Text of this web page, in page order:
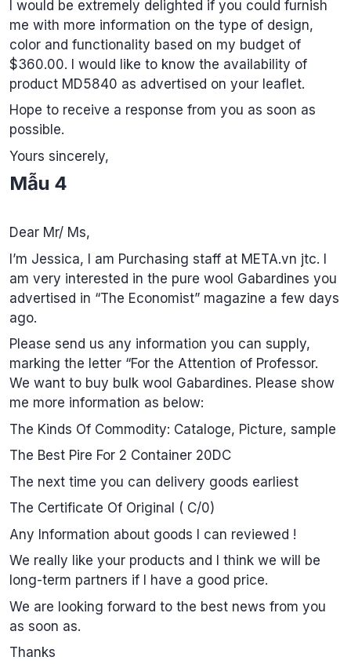
I would be extremely delighted if you could furnish
me with more information on the type of design,
color and functionality based on my budget of
$360.00. I would like to know the availability of
product MD5840 as advertised on your leaflet.
Hope to receive a response from you as soon as
possible.
Yours sincerely,
Mẫu 4
Dear Mr/ Ms,
I’m Jessica, I am Purchasing staff at META.vn jtc. I
am very interested in the pure wool Gabardines you
advertised in “The Economist” magazine a few days
ago.
Please send us any information you can supply,
marking the letter “For the Attention of Professor.
We want to buy bulk wool Gabardines. Please show
me more information as below:
The Kinds Of Commodity: Cataloge, Picture, sample
The Best Pire For 2 Container 20DC
The next time you can delivery goods earliest
The Certificate Of Original ( C/0)
Any Information about goods I can reviewed !
We really like your products and I think we will be
long-term partners if I have a good price.
We are looking forward to the best news from you
as soon as.
Thanks